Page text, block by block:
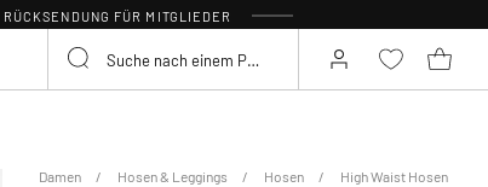
RÜCKSENDUNG FÜR MITGLIEDER
Damen Hosen & Leggings Hosen High Waist Hosen